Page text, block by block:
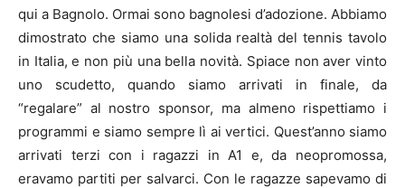
qui a Bagnolo. Ormai sono bagnolesi d’adozione. Abbiamo
dimostrato che siamo una solida realtà del tennis tavolo
in Italia, e non più una bella novità. Spiace non aver vinto
uno scudetto, quando siamo arrivati in finale, da
“regalare” al nostro sponsor, ma almeno rispettiamo i
programmi e siamo sempre lì ai vertici. Quest’anno siamo
arrivati terzi con i ragazzi in A1 e, da neopromossa,
eravamo partiti per salvarci. Con le ragazze sapevamo di